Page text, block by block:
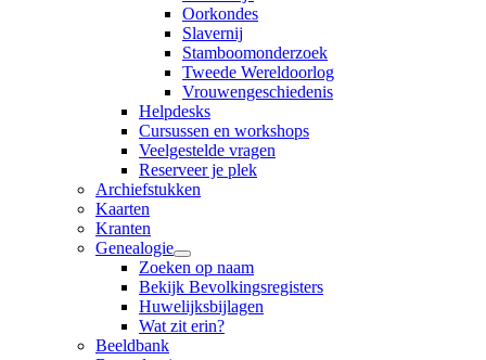
Oorkondes
Slavernij
Stamboomonderzoek
Tweede Wereldoorlog
Vrouwengeschiedenis
Helpdesks
Cursussen en workshops
Veelgestelde vragen
Reserveer je plek
Archiefstukken
Kaarten
Kranten
Genealogie
Zoeken op naam
Bekijk Bevolkingsregisters
Huwelijksbijlagen
Wat zit erin?
Beeldbank